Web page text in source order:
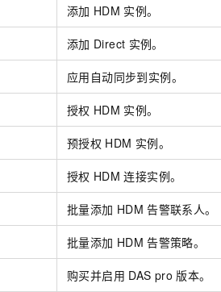
添加 HDM 实例。
添加 Direct 实例。
应用自动同步到实例。
授权 HDM 实例。
预授权 HDM 实例。
授权 HDM 连接实例。
批量添加 HDM 告警联系人。
批量添加 HDM 告警策略。
购买并启用 DAS pro 版本。
平台百炼-智能体
构建企业级 Agent
PAI
AI Native 的算法工程平台，一站式完成建模、训练、推理服务部署
秒悟
云端极速 AI 应
10分钟微调：让0.6B模型媲美235B模型
用1%尺寸在特定领域达到大模型90%以上效果
R1 满血版
多种方案随心选，轻松解锁专属 DeepSeek
多模态数据信
超强辅助，
定制小程序
建站系统